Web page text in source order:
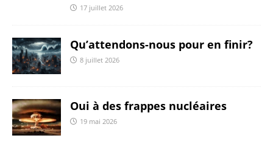
17 juillet 2026
Qu’attendons-nous pour en finir?
8 juillet 2026
Oui à des frappes nucléaires
19 mai 2026